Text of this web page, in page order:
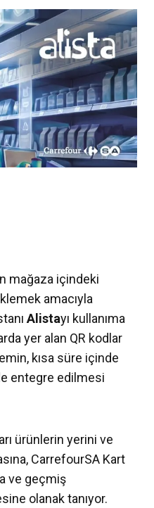
mağaza içindeki
amacıyla
Alistayı kullanıma
yer alan QR kodlar
kısa süre içinde
entegre edilmesi
ürünlerin yerini ve
CarrefourSA Kart
ve geçmiş
olanak tanıyor.